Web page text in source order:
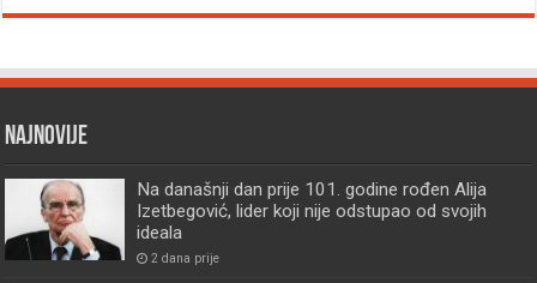
Najnovije
Na današnji dan prije 101. godine rođen Alija
Izetbegović, lider koji nije odstupao od svojih
ideala
2 dana prije